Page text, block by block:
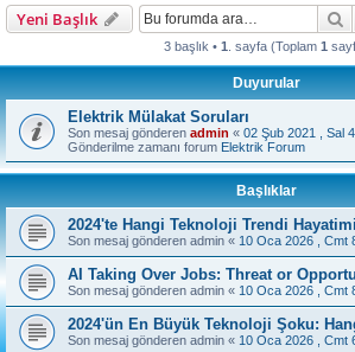
Yeni Başlık
3 başlık • 1 . sayfa (Toplam 1
Duyurular
Elektrik Mülakat Soruları
Son mesaj gönderen admin « 02 Şub 2021 , Sal
Gönderilme zamanı forum Elektrik Forum
Başlıklar
2024'te Hangi Teknoloji Trendi
Son mesaj gönderen admin « 10 Oca 2026 , Cmt
AI Taking Over Jobs: Threat or
Son mesaj gönderen admin « 10 Oca 2026 , Cmt
2024'ün En Büyük Teknoloji Şoku:
Son mesaj gönderen admin « 10 Oca 2026 , Cmt